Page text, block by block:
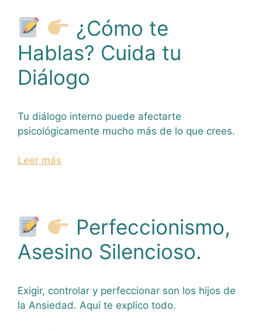
¿Cómo te
Hablas? Cuida tu
Diálogo
Tu diálogo interno puede afectarte
psicológicamente mucho más de lo que crees.
Leer más
Perfeccionismo,
Asesino Silencioso.
Exigir, controlar y perfeccionar son los hijos de
la Ansiedad. Aquí te explico todo.